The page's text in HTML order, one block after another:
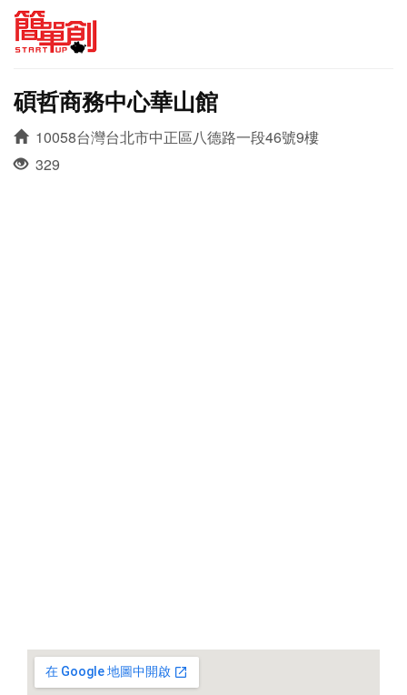
碩哲商務中心華山館
10058台灣台北市中正區八德路一段46號9樓
329